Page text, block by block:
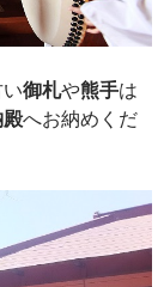
御札や熊手は
へお納めくだ